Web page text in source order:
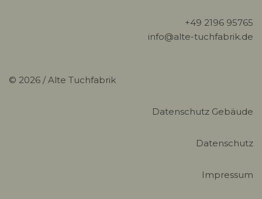
+49 2196 95765
info@alte-tuchfabrik.de
© 2026 /Alte Tuchfabrik
Datenschutz Gebäude
Datenschutz
Impressum